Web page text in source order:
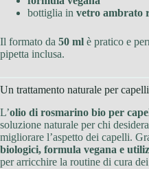
bottiglia in vetro ambrato
Il formato da 50 ml è pratico e
pipetta inclusa.
Un trattamento naturale per
L’olio di rosmarino bio per
soluzione naturale per chi
migliorare l’aspetto dei capelli.
biologici, formula vegana e
per arricchire la routine di cura